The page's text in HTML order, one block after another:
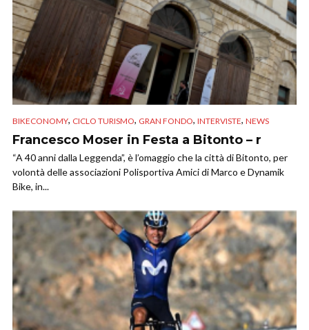
BIKECONOMY, CICLO TURISMO, GRAN FONDO, INTERVISTE, NEWS
Francesco Moser in Festa a Bitonto – r
“A 40 anni dalla Leggenda”, è l’omaggio che la città di Bitonto, per
volontà delle associazioni Polisportiva Amici di Marco e Dynamik
Bike, in...